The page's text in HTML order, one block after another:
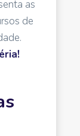
as
de